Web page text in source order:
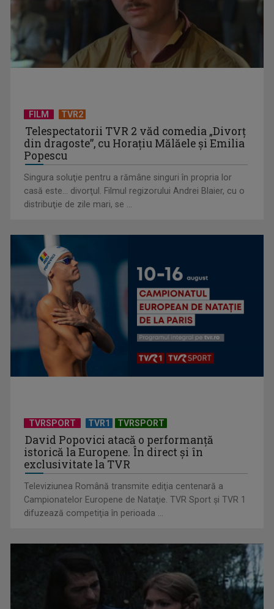
Piesa Angelei Similea „După noapte vine zi” – pe podium şi
acum în inimile ...
Cum ne-a îmbolnăvit telefonul și cum salvarea era mereu
„Cerul” trupei Proconsul – a şasea cea mai votată piesă în
concursul „Cerbul ...
FILM TVR2
Telespectatorii TVR 2 văd comedia „Divorţ
din dragoste”, cu Horaţiu Mălăele şi Emilia
Popescu
Singura soluţie pentru a rămâne singuri în propria lor
casă este... divorţul. Filmul regizorului Andrei Blaier, cu o
distribuţie de zile mari, se ...
TVRSPORT TVR1 TVRSPORT
David Popovici atacă o performanţă
istorică la Europene. În direct şi în
exclusivitate la TVR
Televiziunea Română transmite ediţia centenară a
Campionatelor Europene de Nataţie. TVR Sport şi TVR 1
difuzează competiţia în perioada ...